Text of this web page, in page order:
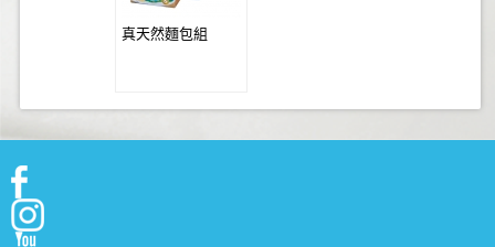
真天然麵包組